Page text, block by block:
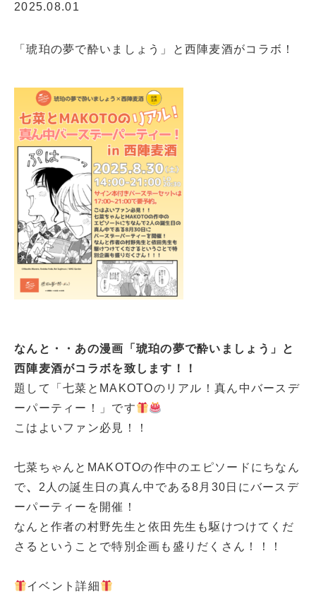
2025.08.01
「琥珀の夢で酔いましょう」と西陣麦酒がコラボ！
なんと・・あの漫画「琥珀の夢で酔いましょう」と
西陣麦酒がコラボを致します！！
題して「七菜とMAKOTOのリアル！真ん中バースデ
ーパーティー！」です
こはよいファン必見！！
七菜ちゃんとMAKOTOの作中のエピソードにちなん
で、 2人の誕生日の真ん中である8月30日にバースデ
ーパーティーを開催！
なんと作者の村野先生と依田先生も駆けつけてくだ
さるということで特別企画も盛りだくさん！！！
イベント詳細